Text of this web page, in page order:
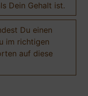
Dein Gehalt ist.
Du einen
im richtigen
auf diese